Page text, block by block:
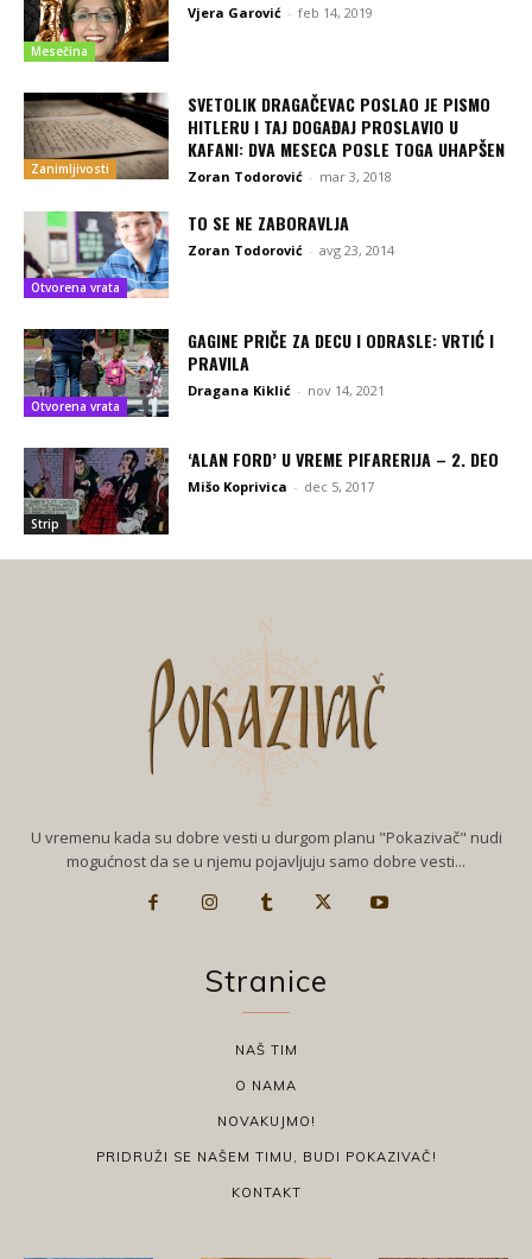
Mesečina
Vjera Garović - feb 14, 2019
Zanimljivosti
SVETOLIK DRAGAČEVAC POSLAO JE PISMO
HITLERU I TAJ DOGAĐAJ PROSLAVIO U
KAFANI: DVA MESECA POSLE TOGA UHAPŠEN
Zoran Todorović - mar 3, 2018
Otvorena vrata
TO SE NE ZABORAVLJA
Zoran Todorović - avg 23, 2014
Otvorena vrata
GAGINE PRIČE ZA DECU I ODRASLE: VRTIĆ I
PRAVILA
Dragana Kiklić - nov 14, 2021
Strip
‘ALAN FORD’ U VREME PIFARERIJA – 2. DEO
Mišo Koprivica - dec 5, 2017
U vremenu kada su dobre vesti u durgom planu "Pokazivač" nudi
mogućnost da se u njemu pojavljuju samo dobre vesti...
Stranice
NAŠ TIM
O NAMA
NOVAKUJMO!
PRIDRUŽI SE NAŠEM TIMU, BUDI POKAZIVAČ!
KONTAKT